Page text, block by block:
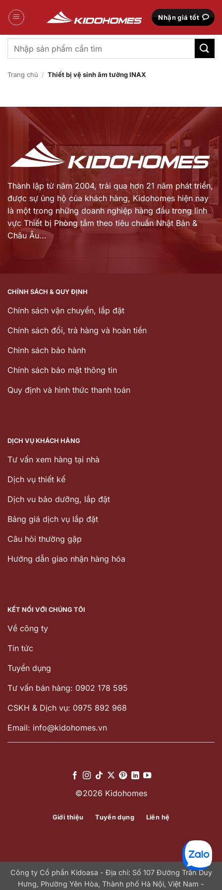
qua
Nhận giá tốt
Tìm
kiếm:
Trang chủ / Thiết bị vệ sinh âm tường INAX
Thành lập từ năm 2004, trải qua hơn 21 năm phát triển,
được sự ủng hộ của khách hàng, Kidohomes hiện nay
là một trong những doanh nghiệp hàng đầu trong lĩnh
vực Thiết bị Phòng tắm theo tiêu chuẩn Nhật Bản &
Châu Âu...
CHÍNH SÁCH & QUY ĐỊNH
Chính sách vận chuyển, lắp đặt
Chính sách đổi, trả hàng và hoàn tiền
Chinh sách bảo hành
Chính sách bảo mật thông tin
Quy định và hình thức thanh toán
DỊCH VỤ KHÁCH HÀNG
Tư vấn xem hàng tại nhà
Dịch vụ thiết kế
Dịch vu bảo dưỡng, lắp đặt
Bảng giá dịch vụ lắp đặt
Câu hỏi thường gặp
Hướng dẫn giao nhận hàng hóa
KẾT NỐI VỚI CHÚNG TÔI
Về công ty
Tin tức
Tuyển dụng
Tư vấn bán hàng: 0902 178 595
CSKH & Dịch vụ: 0975 892 968
Email: info@kidohomes.vn
©2026 Kidohomes
Giới thiệu Tuyển dụng Liên hệ
Công ty Cổ phần Kidoasa - Địa chỉ: Số 107 Đường Trần Duy
Hưng, Phường Yên Hòa, Thành phố Hà Nội, Việt Nam -